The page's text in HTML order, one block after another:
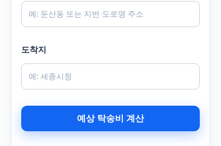
도착지
예상 탁송비 계산